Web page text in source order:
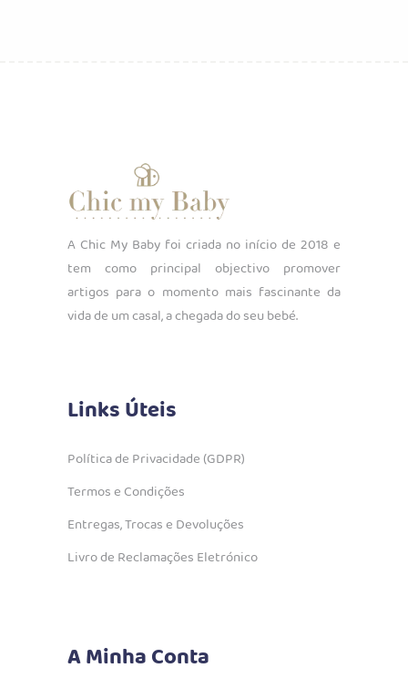
A Chic My Baby foi criada no início de 2018 e
tem como principal objectivo promover
artigos para o momento mais fascinante da
vida de um casal, a chegada do seu bebé.
Links Úteis
Política de Privacidade (GDPR)
Termos e Condições
Entregas, Trocas e Devoluções
Livro de Reclamações Eletrónico
A Minha Conta